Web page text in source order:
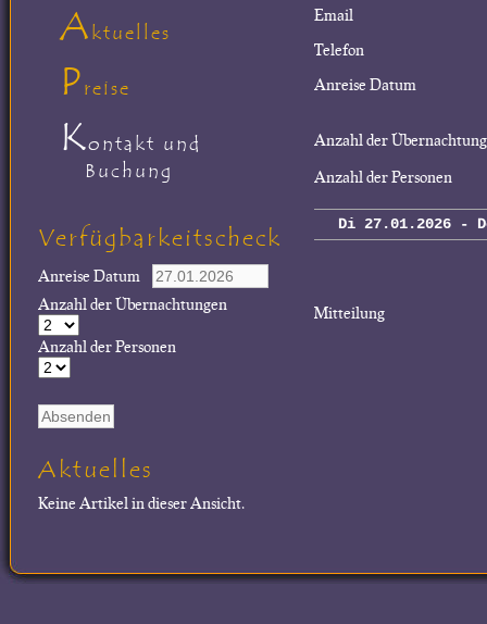
Email
Telefon
Anreise Datum
Anzahl der
Anzahl der Personen
Di 27.01.2026 -
Mitteilung
Aktuelles
Preise
Kontakt und
Buchung
Verfügbarkeitscheck
Anreise Datum
Anzahl der Übernachtungen
Anzahl der Personen
Aktuelles
Keine Artikel in dieser Ansicht.